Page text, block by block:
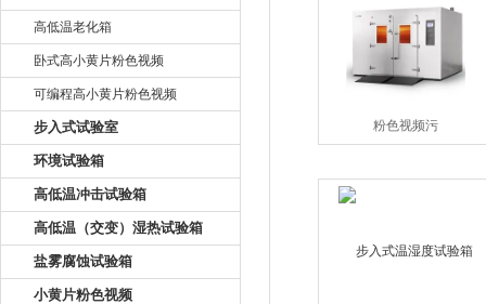
高低温老化箱
卧式高小黄片粉色视频
可编程高小黄片粉色视频
步入式试验室
环境试验箱
高低温冲击试验箱
高低温（交变）湿热试验箱
盐雾腐蚀试验箱
小黄片粉色视频
粉色视频污